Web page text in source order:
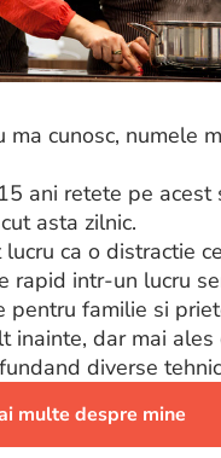
ma cunosc, numele
ani retete pe acest
asta zilnic.
ca o distractie
rapid intr-un lucru
pentru familie si
inainte, dar mai ales
diverse
multe despre mine